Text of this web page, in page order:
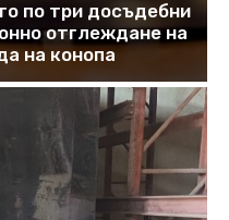
по три досъдебни
отглеждане на
на конопа